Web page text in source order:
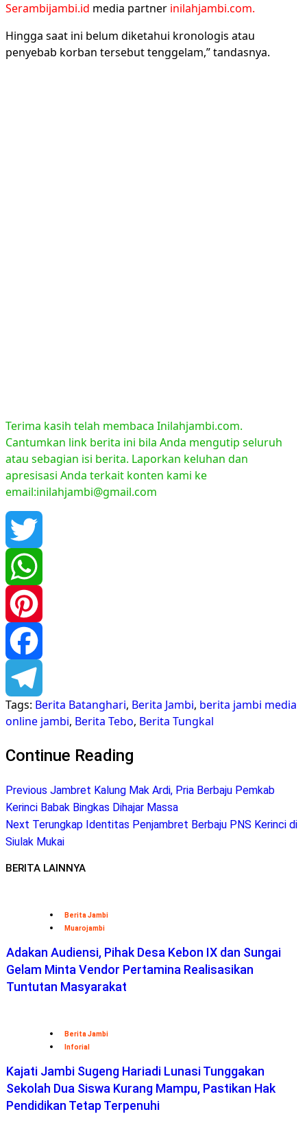
Serambijambi.id media partner inilahjambi.com.
Hingga saat ini belum diketahui kronologis atau
penyebab korban tersebut tenggelam,” tandasnya.
Terima kasih telah membaca Inilahjambi.com.
Cantumkan link berita ini bila Anda mengutip seluruh
atau sebagian isi berita. Laporkan keluhan dan
apresisasi Anda terkait konten kami ke
email:inilahjambi@gmail.com
Twitter
WhatsApp
Pinterest
Facebook
Telegram
Tags: Berita Batanghari, Berita Jambi, berita jambi media
online jambi, Berita Tebo, Berita Tungkal
Continue Reading
Previous Jambret Kalung Mak Ardi, Pria Berbaju Pemkab
Kerinci Babak Bingkas Dihajar Massa
Next Terungkap Identitas Penjambret Berbaju PNS Kerinci di
Siulak Mukai
BERITA LAINNYA
Berita Jambi
Muarojambi
Adakan Audiensi, Pihak Desa Kebon IX dan Sungai
Gelam Minta Vendor Pertamina Realisasikan
Tuntutan Masyarakat
Berita Jambi
Inforial
Kajati Jambi Sugeng Hariadi Lunasi Tunggakan
Sekolah Dua Siswa Kurang Mampu, Pastikan Hak
Pendidikan Tetap Terpenuhi